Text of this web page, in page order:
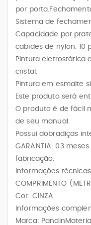
por
Sistema de
Capacidade por
cabides de nylon. 10
Pintura eletrostática
cristal.
Pintura em esmalte
Este produto será
O produto é de fácil
de seu manual.
Possui dobradiças
GARANTIA: 03
fabricação.
Informações
COMPRIMENTO
Cor: CINZA
Informações
Marca: